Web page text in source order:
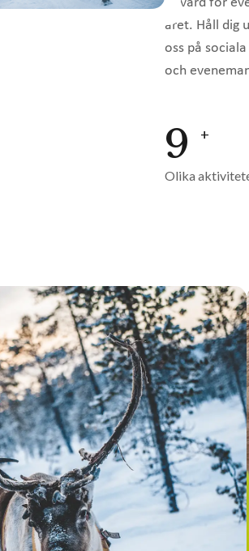
året. Håll dig
oss på
och
10
Olika